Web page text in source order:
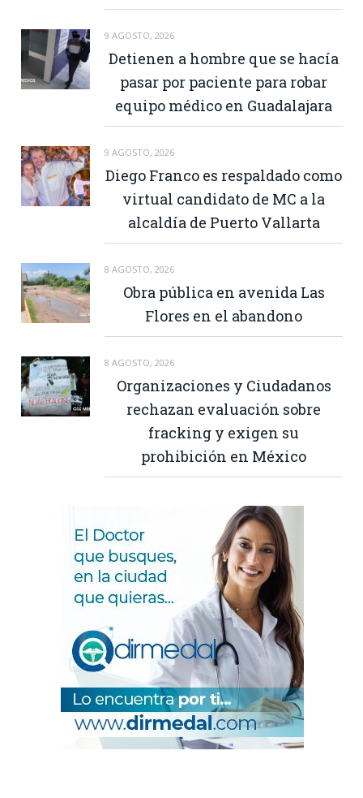
9 AGOSTO, 2026
Detienen a hombre que se hacía
pasar por paciente para robar
equipo médico en Guadalajara
9 AGOSTO, 2026
Diego Franco es respaldado como
virtual candidato de MC a la
alcaldía de Puerto Vallarta
8 AGOSTO, 2026
Obra pública en avenida Las
Flores en el abandono
8 AGOSTO, 2026
Organizaciones y Ciudadanos
rechazan evaluación sobre
fracking y exigen su
prohibición en México